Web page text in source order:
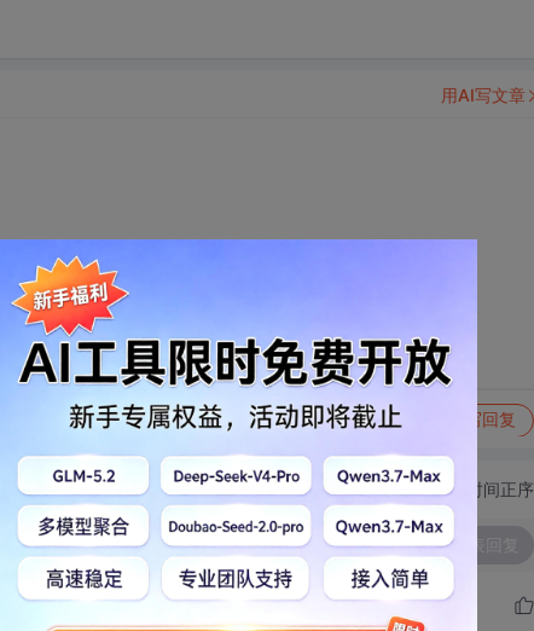
何使用啊？
转发到动态 举报 写回复
用AI写文章
切换为时间正序
发表回复